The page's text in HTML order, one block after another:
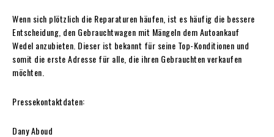
Wenn sich plötzlich die Reparaturen häufen, ist es häufig die bessere
Entscheidung, den Gebrauchtwagen mit Mängeln dem Autoankauf
Wedel anzubieten. Dieser ist bekannt für seine Top-Konditionen und
somit die erste Adresse für alle, die ihren Gebrauchten verkaufen
möchten.
Pressekontaktdaten:
Dany Aboud